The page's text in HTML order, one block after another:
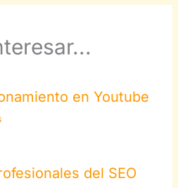
en Youtube
del SEO